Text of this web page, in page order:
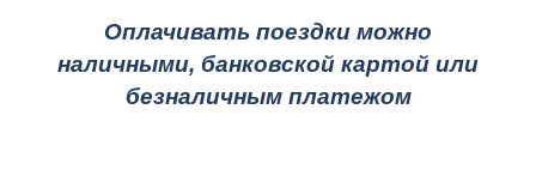
Оплачивать поездки можно
наличными, банковской картой или
безналичным платежом